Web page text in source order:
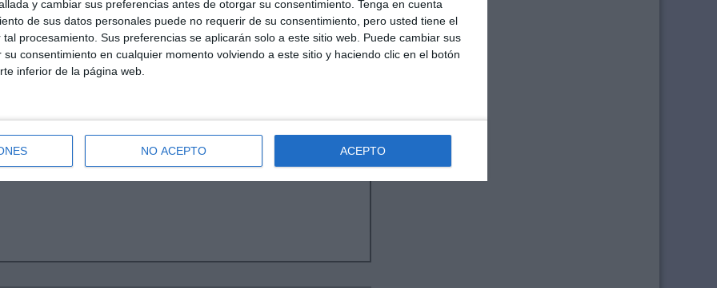
y cambiar sus preferencias antes de otorgar su consentimiento. Tenga en cuenta
de sus datos personales puede no requerir de su consentimiento, pero usted tiene el
procesamiento. Sus preferencias se aplicarán solo a este sitio web. Puede cambiar sus
consentimiento en cualquier momento volviendo a este sitio y haciendo clic en el botón
inferior de la página web.
NO ACEPTO ACEPTO
para el tenis que apareciesen caras
grande del año. "Me sorprendería y me
promesas no alcanzasen las
dura. En césped hace falta más
pero en pista dura no encuentro
no lleguen a esa ronda. Necesitamos
Roger, Rafa, Stan o Novak", concluyó